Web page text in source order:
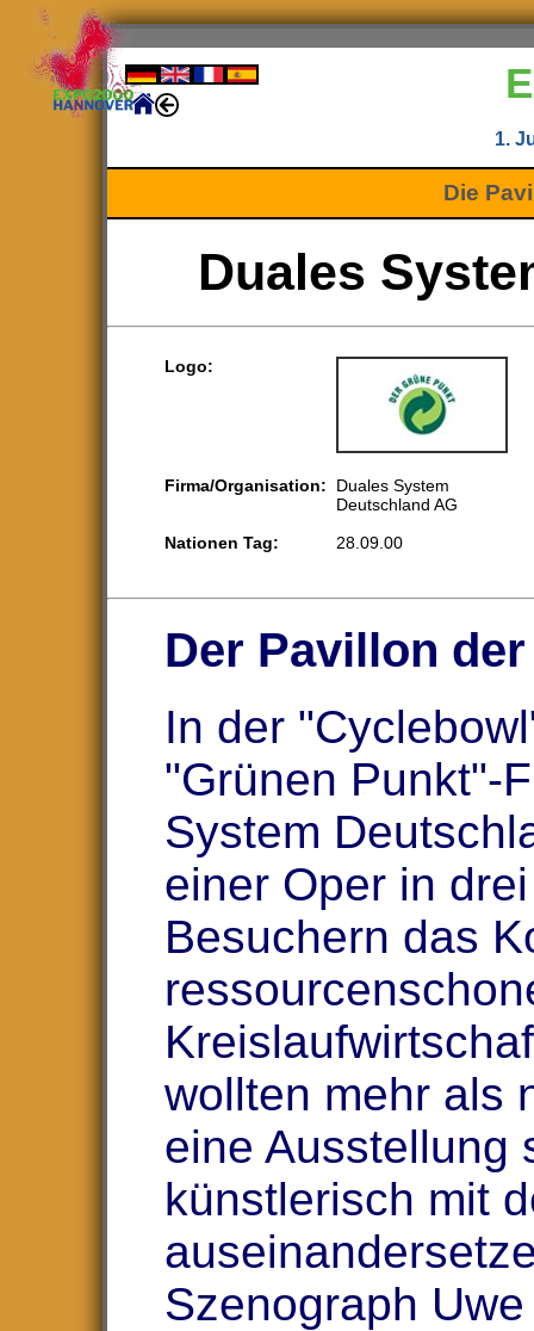
1.
Die
Duales
Logo:
Firma/Organisation:
Duales System
Deutschland AG
Nationen Tag:
28.09.00
Der Pavillon
In der
"Grünen Punkt"-
System
einer Oper in
Besuchern das
wollten mehr als
eine Ausstellung
künstlerisch mit
Szenograph